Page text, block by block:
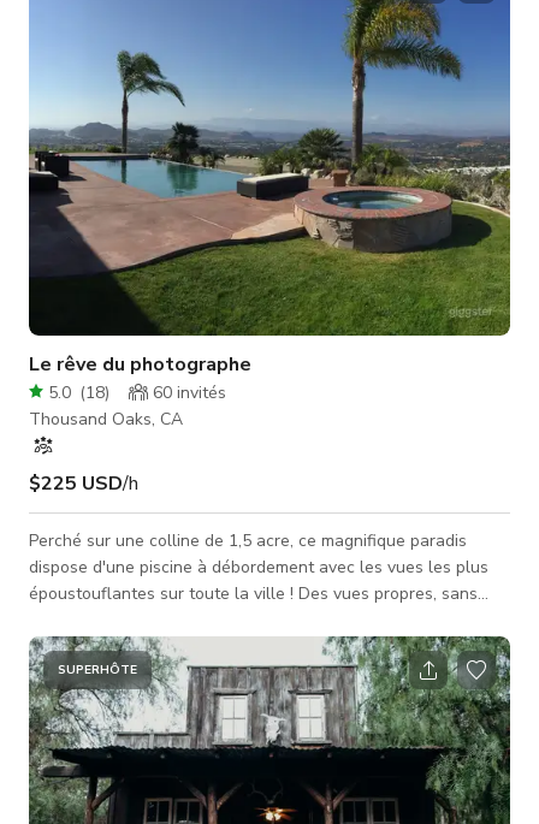
mais est calme et à l'écart du trafic de la rue. Un jardin pour
les amateurs de fêtes dont vous ne pouvez que rêver. Zone
Le rêve du photographe
5.0 (18) 60 invités
Thousand Oaks, CA
$225 USD/h
Perché sur une colline de 1,5 acre, ce magnifique paradis
dispose d'une piscine à débordement avec les vues les plus
époustouflantes sur toute la ville ! Des vues propres, sans
cet endroit l'emplacement ultime pour des séances photo, des
clips musicaux et des événements intimes. Toute la cour et
l'intérieur offrent une vue depuis chaque fenêtre. Une
abondance de lumière naturelle illumine toute la maison. Cet
endroit est
SUPERHÔTE